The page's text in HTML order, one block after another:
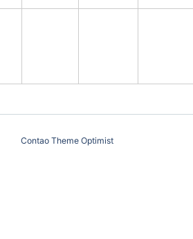
Contao Theme Optimist